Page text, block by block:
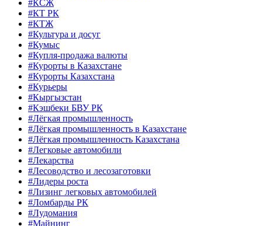
#КСЖ
#КТ РК
#КТЖ
#Культура и досуг
#Кумыс
#Купля-продажа валюты
#Курорты в Казахстане
#Курорты Казахстана
#Курьеры
#Кыргызстан
#Кэшбеки БВУ РК
#Лёгкая промышленность
#Лёгкая промышленность в Казахстане
#Лёгкая промышленность Казахстана
#Легковые автомобили
#Лекарства
#Лесоводство и лесозаготовки
#Лидеры роста
#Лизинг легковых автомобилей
#Ломбарды РК
#Лудомания
#Майнинг